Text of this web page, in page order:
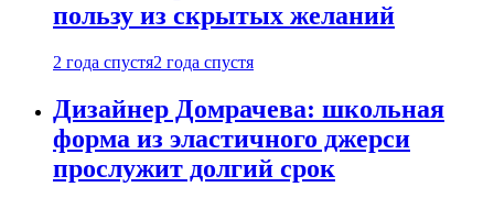
пользу из скрытых желаний
2 года спустя2 года спустя
Дизайнер Домрачева: школьная
форма из эластичного джерси
прослужит долгий срок